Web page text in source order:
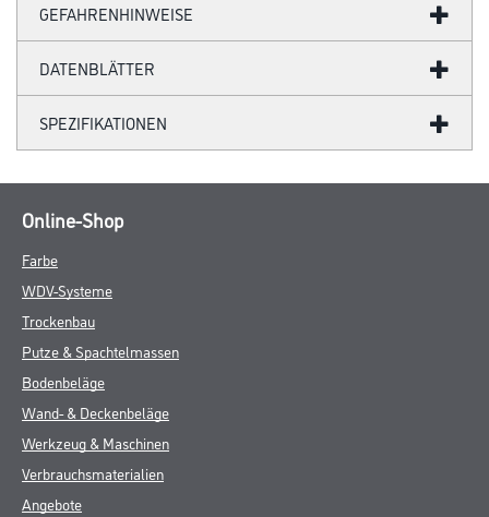
GEFAHRENHINWEISE
DATENBLÄTTER
SPEZIFIKATIONEN
Online-Shop
Farbe
WDV-Systeme
Trockenbau
Putze & Spachtelmassen
Bodenbeläge
Wand- & Deckenbeläge
Werkzeug & Maschinen
Verbrauchsmaterialien
Angebote